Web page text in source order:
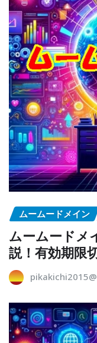
ムームードメイン
ムームードメ
説！有効期限